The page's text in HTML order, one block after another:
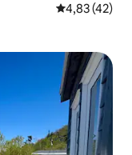
Vidutinis
4,83 (42)